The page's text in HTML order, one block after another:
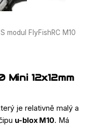
modul FlyFishRC M10
Mini 12x12mm
je relativně malý a
u-blox M10. Má